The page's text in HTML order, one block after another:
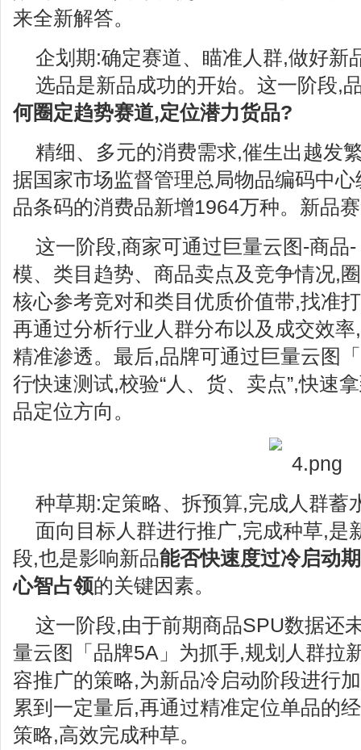
来全新解答。
企划期:确定赛道、瞄准人群,做好新
选品是新品成功的开始。这一阶段,
何圈定趋势赛道,定位潜力货品?
精细、多元的消费需求,催生出越发
据国家市场监督管理总局物品编码中
品条码的消费品新增1964万种。新品
这一阶段,商家可通过巨量云图-商品
模、类目趋势、商品卖点及竞争情况,
核心参考竞对和类目优质价值带,找准
再通过分析行业人群分布以及成交效
精准渗透。最后,品牌可通过巨量云图
行快速测试,校验“人、货、卖点”,快速
品定位方向。
种草期:定策略、拆预算,完成人群蓄
面向目标人群进行推广,完成种草,是
段,也是影响新品能否快速度过冷启动
心智占领的关键因素。
这一阶段,由于前期商品SPU数据还
量云图「品牌5A」为抓手,规划人群拉
容推广的策略,为新品冷启动阶段进行
累到一定量后,再通过精准定位单品的
策略,高效完成种草。